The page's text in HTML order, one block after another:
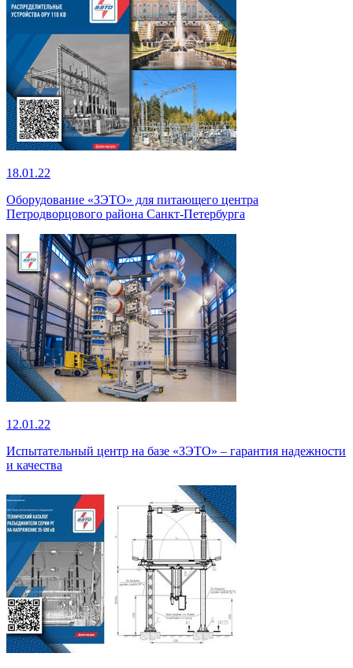
18.01.22
Оборудование «ЗЭТО» для питающего центра
Петродворцового района Санкт-Петербурга
12.01.22
Испытательный центр на базе «ЗЭТО» – гарантия надежности
и качества